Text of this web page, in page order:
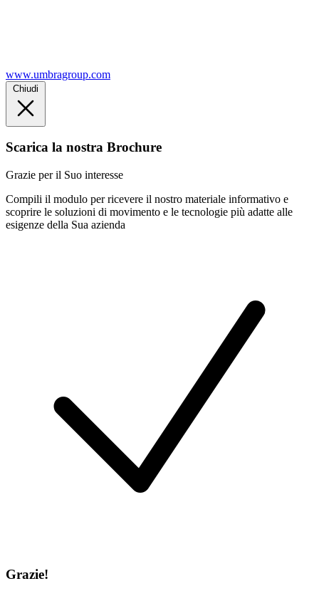
www.umbragroup.com
Chiudi
Scarica la nostra Brochure
Grazie per il Suo interesse
Compili il modulo per ricevere il nostro materiale informativo e
scoprire le soluzioni di movimento e le tecnologie più adatte alle
esigenze della Sua azienda
Grazie!